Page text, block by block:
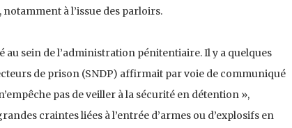
à l’issue des parloirs.
au sein de l’administration pénitentiaire. Il y a quelques
de prison (SNDP) affirmait par voie de communiqué
pas de veiller à la sécurité en détention »,
craintes liées à l’entrée d’armes ou d’explosifs en